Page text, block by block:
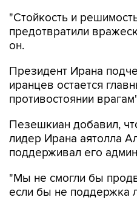
"Стойкость и
предотвратили
он.
Президент Ирана
иранцев остается
противостоянии
Пезешкиан добавил,
лидер Ирана аятолла
поддерживал его
"Мы не смогли бы
если бы не поддержка